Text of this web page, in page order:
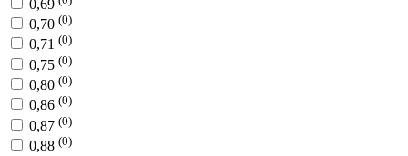
0,69
0,70 (0)
0,71 (0)
0,75 (0)
0,80 (0)
0,86 (0)
0,87 (0)
0,88 (0)